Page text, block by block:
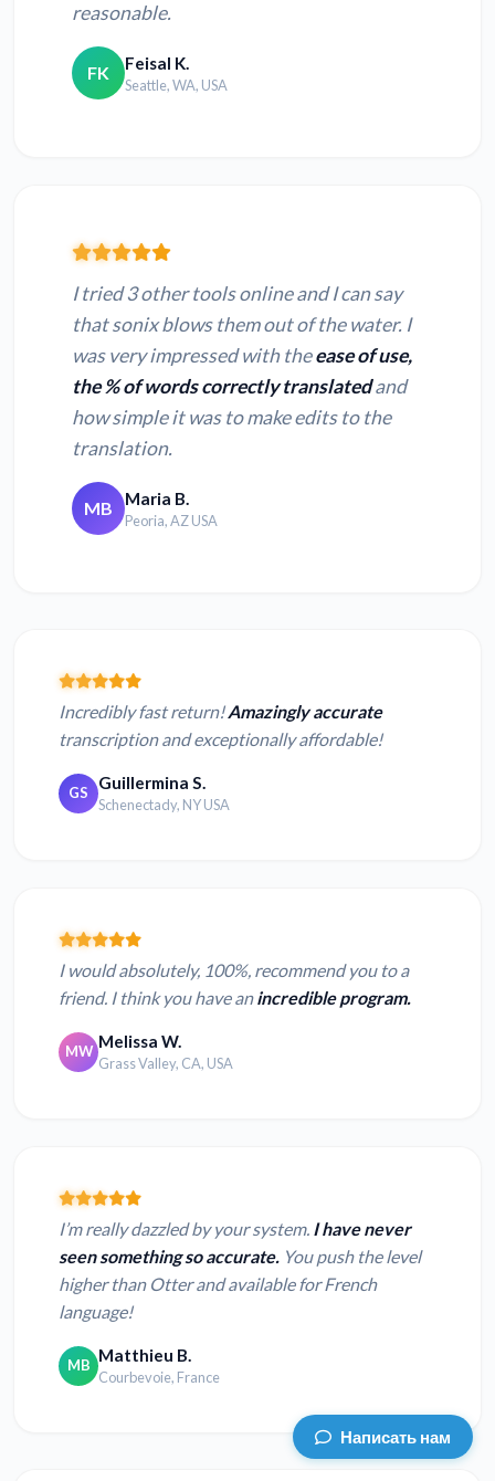
reasonable.
FK Feisal K.
Seattle, WA, USA
I tried 3 other tools online and I can say
that sonix blows them out of the water. I
was very impressed with theease of use,
the % of words correctly translatedand
how simple it was to make edits to the
translation.
MB Maria B.
Peoria, AZ USA
Incredibly fast return!Amazingly accurate
transcription and exceptionally affordable!
GS Guillermina S.
Schenectady, NY USA
I would absolutely, 100%, recommend you to a
friend. I think you have anincredible program.
MW Melissa W.
Grass Valley, CA, USA
I’m really dazzled by your system. I have never
seen something so accurate. You push the level
higher than Otter and available for French
language!
MB Matthieu B.
Courbevoie, France
Написать нам